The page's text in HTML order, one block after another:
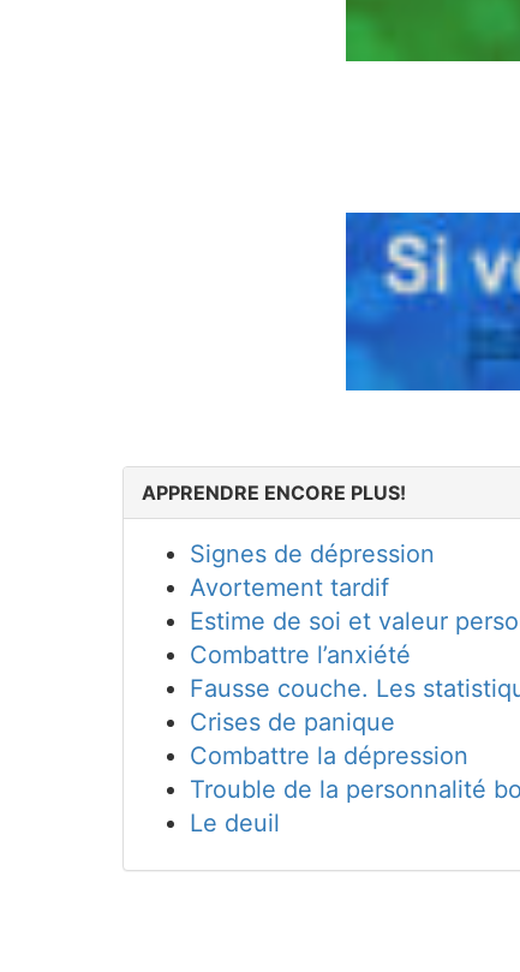
APPRENDRE ENCORE PLUS!
Signes de dépression
Avortement tardif
Estime de soi et valeur
Combattre l’anxiété
Fausse couche. Les
Crises de panique
Combattre la dépression
Trouble de la personnalité
Le deuil